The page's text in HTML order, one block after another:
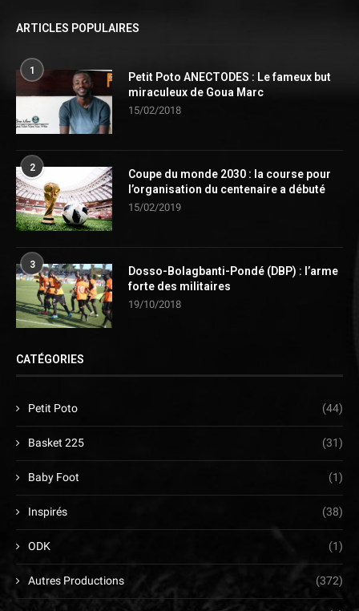
ARTICLES POPULAIRES
1
Petit Poto ANECTODES : Le fameux but
miraculeux de Goua Marc
15/02/2018
2
Coupe du monde 2030 : la course pour
l’organisation du centenaire a débuté
15/02/2019
3
Dosso-Bolagbanti-Pondé (DBP) : l’arme
forte des militaires
19/10/2018
CATÉGORIES
Petit Poto (44)
Basket 225 (31)
Baby Foot (1)
Inspirés (38)
ODK (1)
Autres Productions (372)